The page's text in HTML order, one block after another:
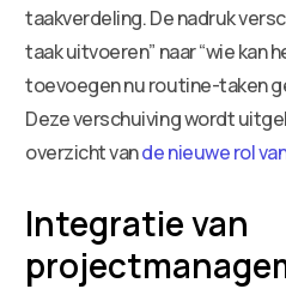
taakverdeling. De nadruk
taak uitvoeren” naar “wie kan
toevoegen nu routine-taken
Deze verschuiving wordt
overzicht vande nieuwe rol
Integratie van